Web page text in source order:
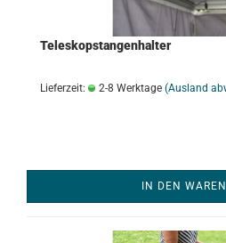
Teleskopstangenhalter
Lieferzeit: 2-8 Werktage (Ausland
IN DEN